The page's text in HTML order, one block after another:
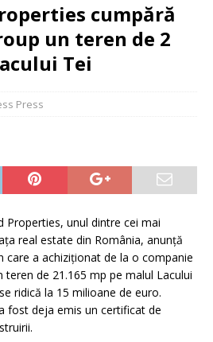
cumpără
un teren de 2
Tei
Press
Properties, unul dintre cei mai
real estate din România, anunță
care a achiziționat de la o companie
teren de 21.165 mp pe malul Lacului
ridică la 15 milioane de euro.
fost deja emis un certificat de